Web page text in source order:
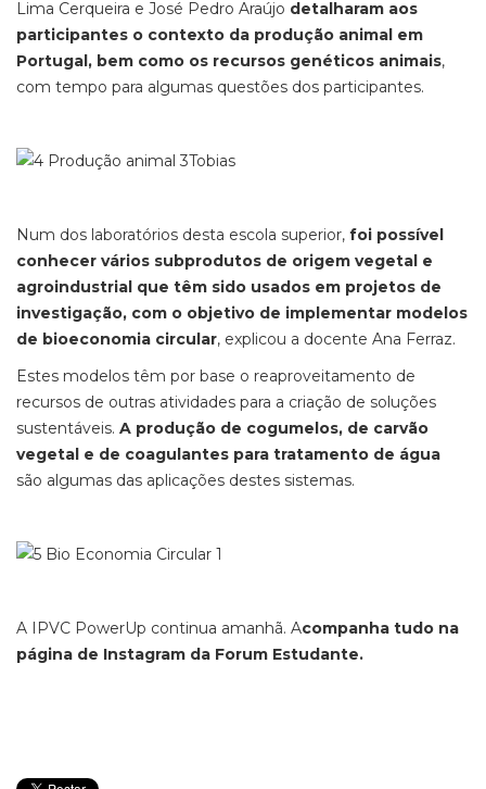
Lima Cerqueira e José Pedro Araújo detalharam aos
participantes o contexto da produção animal em
Portugal, bem como os recursos genéticos animais,
com tempo para algumas questões dos participantes.
Num dos laboratórios desta escola superior, foi possível
conhecer vários subprodutos de origem vegetal e
agroindustrial que têm sido usados em projetos de
investigação, com o objetivo de implementar modelos
de bioeconomia circular, explicou a docente Ana Ferraz.
Estes modelos têm por base o reaproveitamento de
recursos de outras atividades para a criação de soluções
sustentáveis. A produção de cogumelos, de carvão
vegetal e de coagulantes para tratamento de água
são algumas das aplicações destes sistemas.
A IPVC PowerUp continua amanhã. Acompanha tudo na
página de Instagram da Forum Estudante.